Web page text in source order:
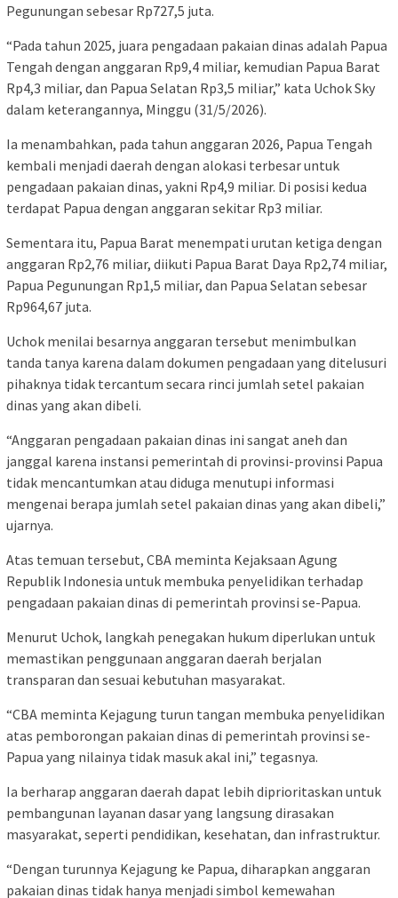
Pegunungan sebesar Rp727,5 juta.
“Pada tahun 2025, juara pengadaan pakaian dinas adalah Papua
Tengah dengan anggaran Rp9,4 miliar, kemudian Papua Barat
Rp4,3 miliar, dan Papua Selatan Rp3,5 miliar,” kata Uchok Sky
dalam keterangannya, Minggu (31/5/2026).
Ia menambahkan, pada tahun anggaran 2026, Papua Tengah
kembali menjadi daerah dengan alokasi terbesar untuk
pengadaan pakaian dinas, yakni Rp4,9 miliar. Di posisi kedua
terdapat Papua dengan anggaran sekitar Rp3 miliar.
Sementara itu, Papua Barat menempati urutan ketiga dengan
anggaran Rp2,76 miliar, diikuti Papua Barat Daya Rp2,74 miliar,
Papua Pegunungan Rp1,5 miliar, dan Papua Selatan sebesar
Rp964,67 juta.
Uchok menilai besarnya anggaran tersebut menimbulkan
tanda tanya karena dalam dokumen pengadaan yang ditelusuri
pihaknya tidak tercantum secara rinci jumlah setel pakaian
dinas yang akan dibeli.
“Anggaran pengadaan pakaian dinas ini sangat aneh dan
janggal karena instansi pemerintah di provinsi-provinsi Papua
tidak mencantumkan atau diduga menutupi informasi
mengenai berapa jumlah setel pakaian dinas yang akan dibeli,”
ujarnya.
Atas temuan tersebut, CBA meminta Kejaksaan Agung
Republik Indonesia untuk membuka penyelidikan terhadap
pengadaan pakaian dinas di pemerintah provinsi se-Papua.
Menurut Uchok, langkah penegakan hukum diperlukan untuk
memastikan penggunaan anggaran daerah berjalan
transparan dan sesuai kebutuhan masyarakat.
“CBA meminta Kejagung turun tangan membuka penyelidikan
atas pemborongan pakaian dinas di pemerintah provinsi se-
Papua yang nilainya tidak masuk akal ini,” tegasnya.
Ia berharap anggaran daerah dapat lebih diprioritaskan untuk
pembangunan layanan dasar yang langsung dirasakan
masyarakat, seperti pendidikan, kesehatan, dan infrastruktur.
“Dengan turunnya Kejagung ke Papua, diharapkan anggaran
pakaian dinas tidak hanya menjadi simbol kemewahan